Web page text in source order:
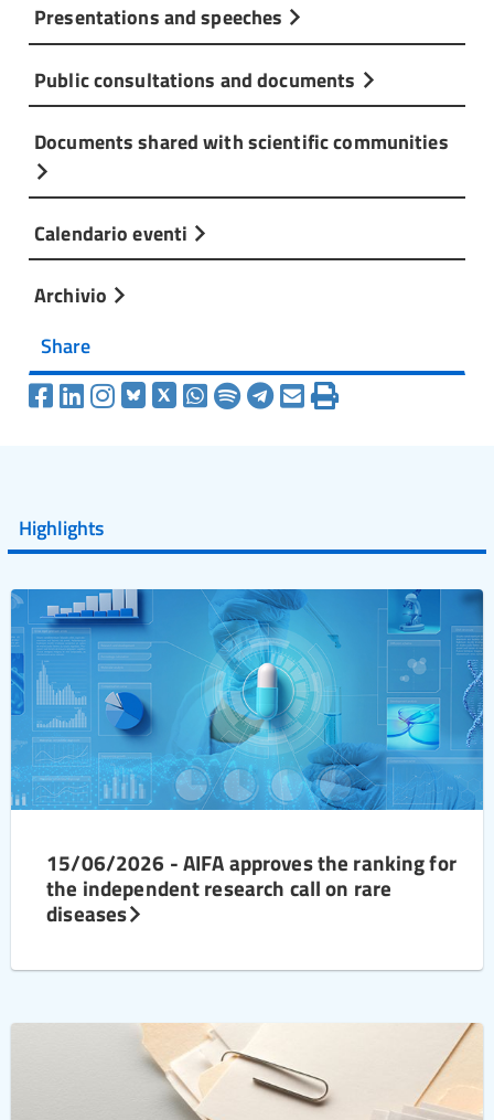
Presentations and speeches
Public consultations and documents
Documents shared with scientific communities
Calendario eventi
Archivio
Share
Highlights
15/06/2026 - AIFA approves the ranking for
the independent research call on rare
diseases